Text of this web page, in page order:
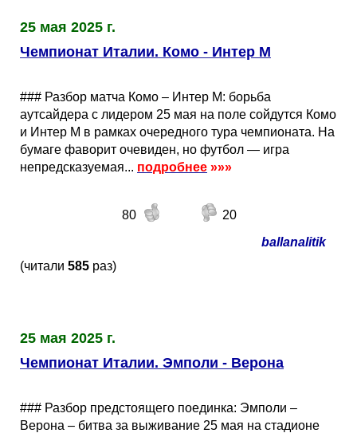
25 мая 2025 г.
Чемпионат Италии. Комо - Интер М
### Разбор матча Комо – Интер М: борьба
аутсайдера с лидером 25 мая на поле сойдутся Комо
и Интер М в рамках очередного тура чемпионата. На
бумаге фаворит очевиден, но футбол — игра
непредсказуемая... подробнее »»»
80
20
ballanalitik
(читали 585 раз)
25 мая 2025 г.
Чемпионат Италии. Эмполи - Верона
### Разбор предстоящего поединка: Эмполи –
Верона – битва за выживание 25 мая на стадионе